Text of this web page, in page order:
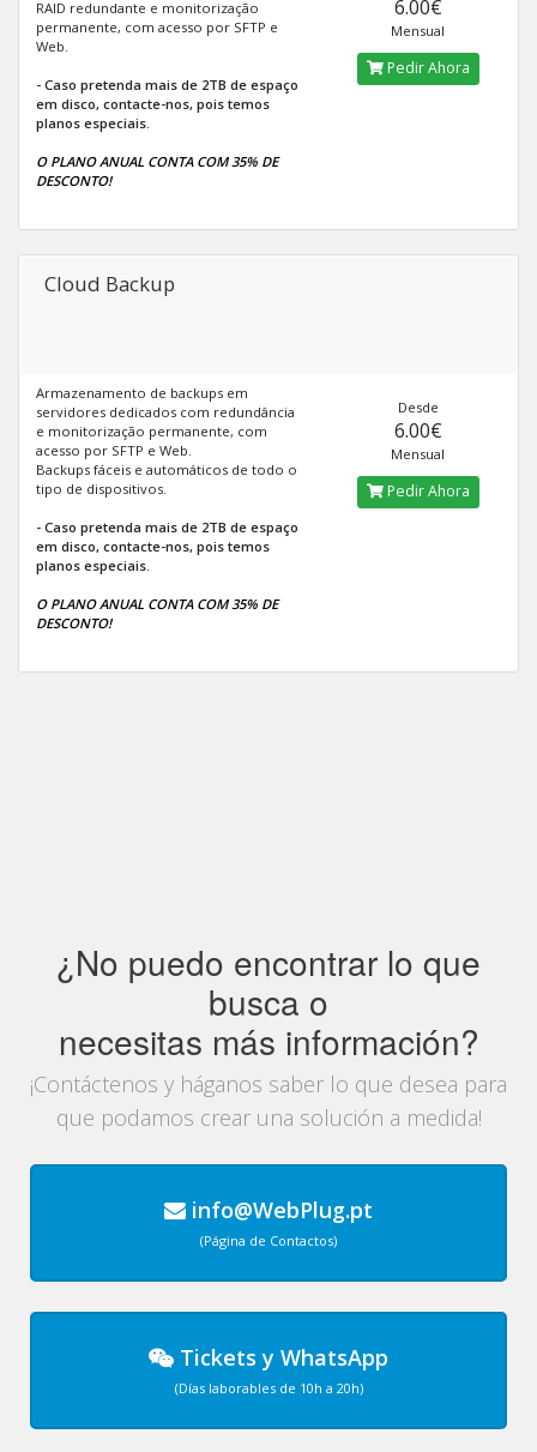
RAID redundante e monitorização
permanente, com acesso por SFTP e
Web.
- Caso pretenda mais de 2TB de espaço
em disco, contacte-nos, pois temos
planos especiais.
O PLANO ANUAL CONTA COM 35% DE
DESCONTO!
6.00€
Mensual
Pedir Ahora
Cloud Backup
Armazenamento de backups em
servidores dedicados com redundância
e monitorização permanente, com
acesso por SFTP e Web.
Backups fáceis e automáticos de todo o
tipo de dispositivos.
- Caso pretenda mais de 2TB de espaço
em disco, contacte-nos, pois temos
planos especiais.
O PLANO ANUAL CONTA COM 35% DE
DESCONTO!
Desde
6.00€
Mensual
Pedir Ahora
¿No puedo encontrar lo que
busca o
necesitas más información?
¡Contáctenos y háganos saber lo que desea para
que podamos crear una solución a medida!
info@WebPlug.pt
(Página de Contactos)
Tickets y WhatsApp
(Días laborables de 10h a 20h)